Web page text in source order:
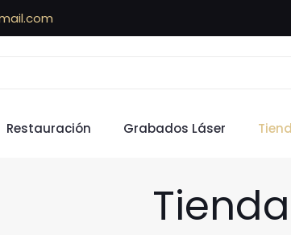
Restauración Grabados Láser
Tienda